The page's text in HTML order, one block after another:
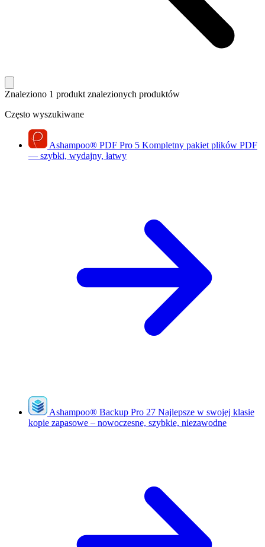
Znaleziono 1 produkt znalezionych produktów
Często wyszukiwane
Ashampoo® PDF Pro 5 Kompletny pakiet plików PDF
— szybki, wydajny, łatwy
Ashampoo® Backup Pro 27 Najlepsze w swojej klasie
kopie zapasowe – nowoczesne, szybkie, niezawodne